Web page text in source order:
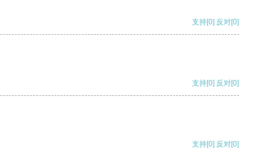
支持[0] 反对[0]
支持[0] 反对[0]
支持[0] 反对[0]